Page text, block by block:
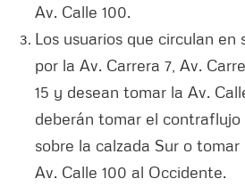
Av. Calle 100.
Los usuarios que circulan
por la Av. Carrera 7, Av.
15 y desean tomar la Av.
deberán tomar el contraflujo
sobre la calzada Sur o tomar
Av. Calle 100 al Occidente.